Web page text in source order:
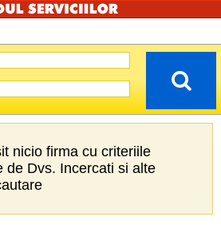
nicio firma cu criteriile
de Dvs. Incercati si alte